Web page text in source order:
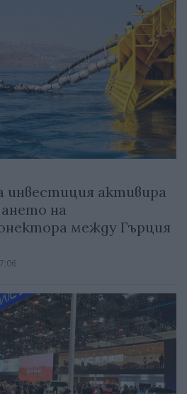
инвестиция активира
на
между Гърция